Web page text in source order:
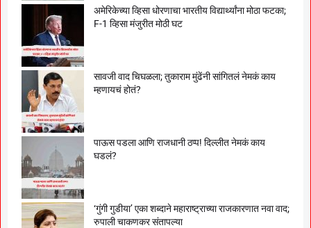
अमेरिकेच्या व्हिसा धोरणाचा भारतीय विद्यार्थ्यांना मोठा फटका;
F-1 व्हिसा मंजुरीत मोठी घट
सावजी वाद चिघळला; तुकाराम मुंढेंनी सांगितलं नेमकं काय
म्हणायचं होतं?
पाऊस पडला आणि राजधानी ठप्प! दिल्लीत नेमकं काय
घडलं?
‘गुंगी गुडीया’ एका शब्दाने महाराष्ट्राच्या राजकारणात नवा वाद;
रुपाली चाकणकर संतापल्या